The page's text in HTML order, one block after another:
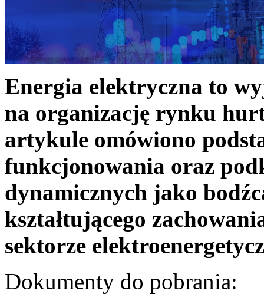
Energia elektryczna to
na organizację rynku
artykule omówiono
funkcjonowania oraz
dynamicznych jako
kształtującego
sektorze
Dokumenty do pobrania: